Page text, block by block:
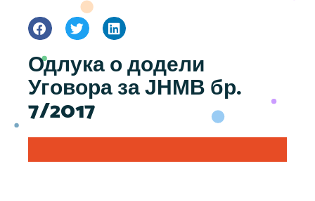
Одлука о додели
Уговора за ЈНМВ бр.
7/2017